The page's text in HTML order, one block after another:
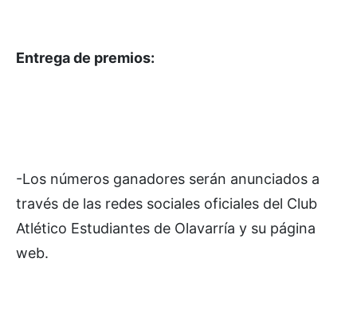
Entrega de premios:
-Los números ganadores serán anunciados a
través de las redes sociales oficiales del Club
Atlético Estudiantes de Olavarría y su página
web.